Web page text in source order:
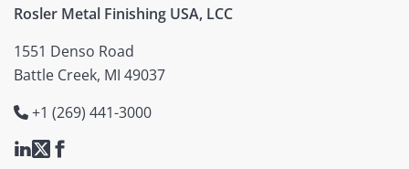
Rosler Metal Finishing USA, LCC
1551 Denso Road
Battle Creek, MI 49037
+1 (269) 441-3000